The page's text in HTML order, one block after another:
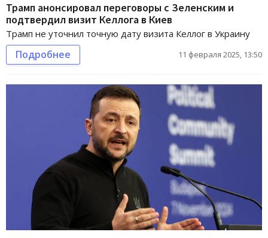
Трамп анонсировал переговоры с Зеленским и
подтвердил визит Келлога в Киев
Трамп не уточнил точную дату визита Келлог в Украину
Подробнее 11 февраля 2025, 13:50